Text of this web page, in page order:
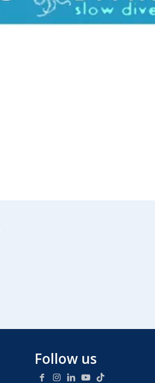
Follow us